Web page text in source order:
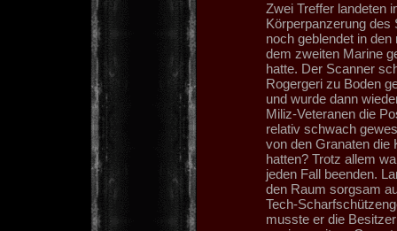
Zwei Treffer landeten
Körperpanzerung
noch geblendet in
dem zweiten Marine
hatte. Der Scanner
Rogergeri zu Boden
und wurde dann
Miliz-Veteranen die
relativ schwach
von den Granaten die
hatten? Trotz allem
jeden Fall beenden.
den Raum sorgsam
Tech-
musste er die